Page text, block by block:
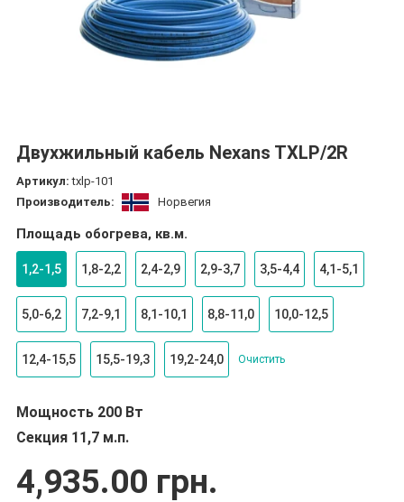
Двухжильный кабель Nexans TXLP/2R
Артикул: txlp-101
Производитель:
Норвегия
Площадь обогрева, кв.м.
1,2-1,5 1,8-2,2 2,4-2,9 2,9-3,7 3,5-4,4 4,1-5,1
5,0-6,2 7,2-9,1 8,1-10,1 8,8-11,0 10,0-12,5
12,4-15,5 15,5-19,3 19,2-24,0 Очистить
Мощность 200 Вт
Секция 11,7 м.п.
4,935.00 грн.